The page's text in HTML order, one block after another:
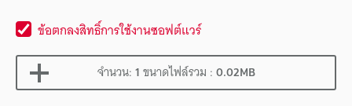
ข้อตกลงสิทธิ์การใช้งานซอฟต์แวร์
จำนวน:1ขนาดไฟล์รวม :0.02MB